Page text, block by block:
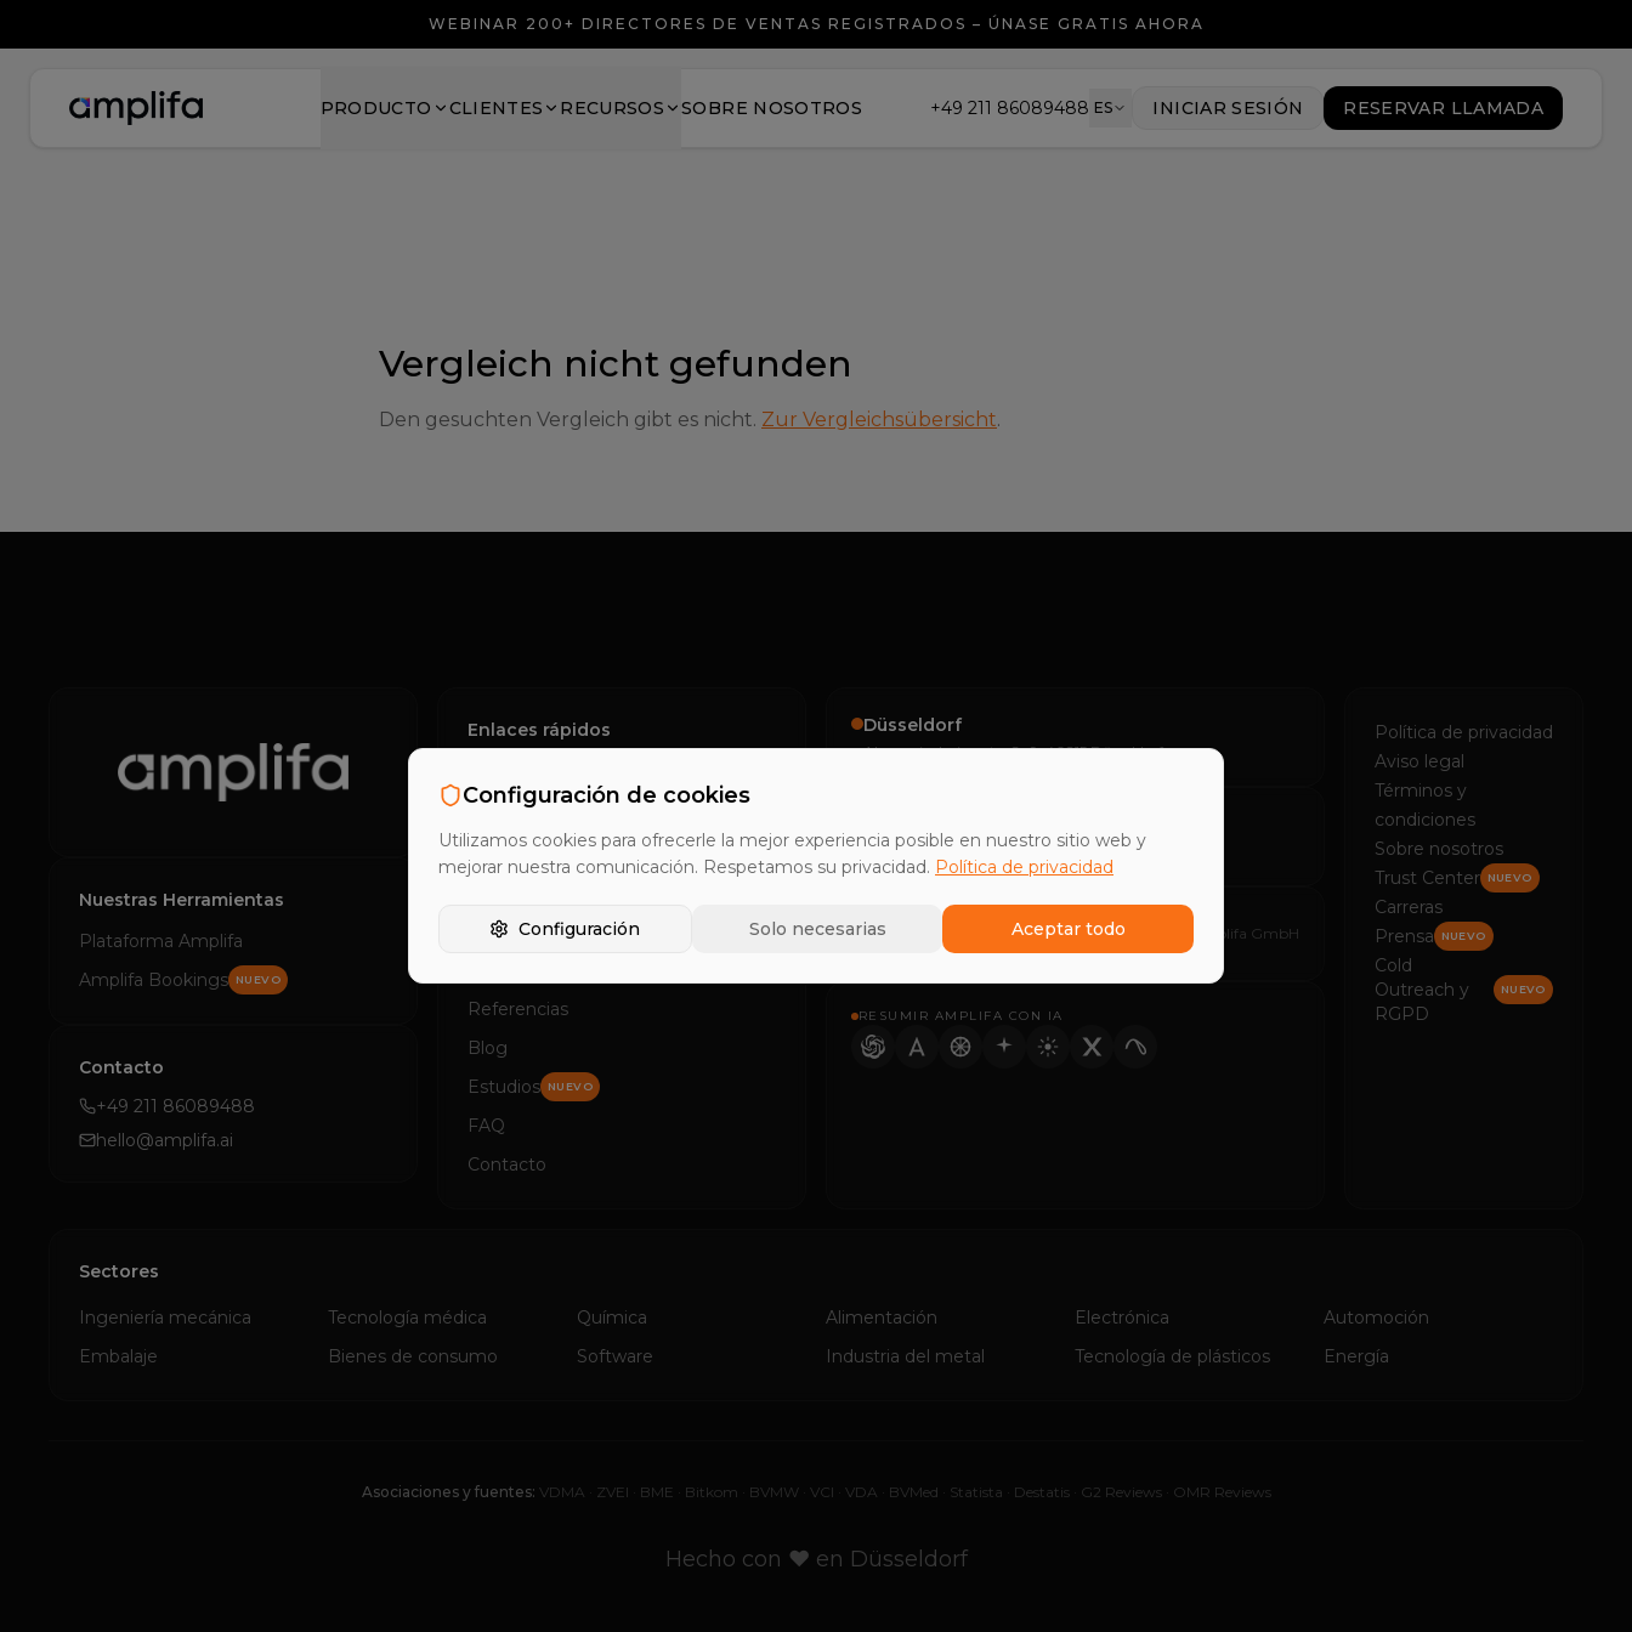
WEBINAR 200+ DIRECTORES DE VENTAS REGISTRADOS – ÚNASE GRATIS AHORA
PRODUCTO CLIENTES RECURSOS SOBRE NOSOTROS +49 211 86089488 ES INICIAR SESIÓN RESERVAR LLAMADA
Vergleich nicht gefunden
Den gesuchten Vergleich gibt es nicht. Zur Vergleichsübersicht.
Nuestras Herramientas
Plataforma Amplifa
Amplifa Bookings
NUEVO
Contacto
+49 211 86089488
hello@amplifa.ai
Enlaces rápidos
Producto
Generación de leads B2B
Automatización de ventas
Referencias
Blog
Estudios
NUEVO
FAQ
Contacto
Düsseldorf
Alemania, Luisenstraße 9, 40215 Düsseldorf
Israel, Rothschild Boulevard 1, 6688101 Tel Aviv
© 2026 amplifa GmbH
RESUMIR AMPLIFA CON IA
Política de privacidad
Aviso legal
Términos y
condiciones
Sobre nosotros
Trust Center
NUEVO
Carreras
Prensa
NUEVO
Cold
Outreach y
RGPD
NUEVO
Sectores
Ingeniería mecánica Tecnología médica Química Alimentación Electrónica
Automoción
Embalaje
Bienes de consumo Software Industria del metal Tecnología de plásticos Energía
Asociaciones y fuentes: VDMA ZVEI BME Bitkom BVMW· VCI VDA BVMed Statista Destatis· G2 Reviews· OMR Reviews
Hecho con ♥ en Düsseldorf
Configuración de cookies
Utilizamos cookies para ofrecerle la mejor experiencia posible en nuestro sitio web y
mejorar nuestra comunicación. Respetamos su privacidad. Política de privacidad
Configuración Solo necesarias Aceptar todo